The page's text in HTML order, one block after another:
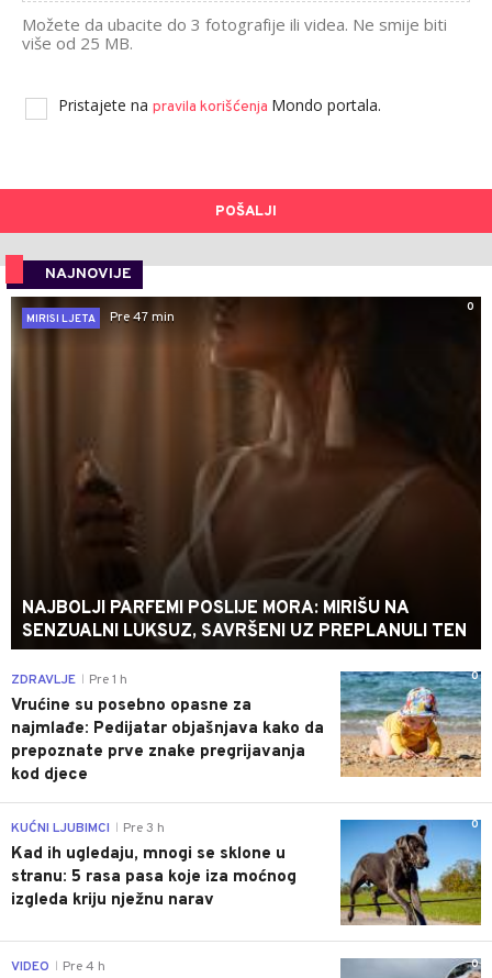
Možete da ubacite do 3 fotografije ili videa. Ne smije biti
više od 25 MB.
Pristajete na pravila korišćenja Mondo portala.
POŠALJI
NAJNOVIJE
0
MIRISI LJETA
Pre 47 min
NAJBOLJI PARFEMI POSLIJE MORA: MIRIŠU NA
SENZUALNI LUKSUZ, SAVRŠENI UZ PREPLANULI TEN
0
ZDRAVLJE Pre 1 h
Vrućine su posebno opasne za
najmlađe: Pedijatar objašnjava kako da
prepoznate prve znake pregrijavanja
kod djece
0
KUĆNI LJUBIMCI Pre 3 h
Kad ih ugledaju, mnogi se sklone u
stranu: 5 rasa pasa koje iza moćnog
izgleda kriju nježnu narav
0
VIDEO Pre 4 h